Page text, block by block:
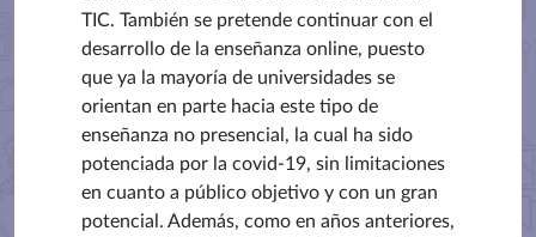
TIC. También se pretende continuar con el
desarrollo de la enseñanza online, puesto
que ya la mayoría de universidades se
orientan en parte hacia este tipo de
enseñanza no presencial, la cual ha sido
potenciada por la covid-19, sin limitaciones
en cuanto a público objetivo y con un gran
potencial. Además, como en años anteriores,